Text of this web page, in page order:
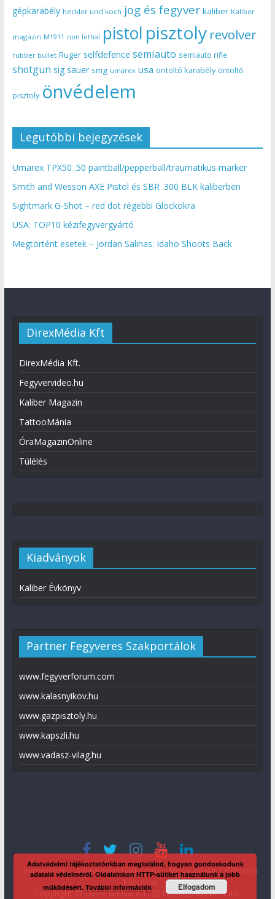
gépkarabély heckler und koch jog és fegyver kaliber Kaliber
magazin M1911 non lethal pistol pisztoly revolver
rubber bullet Ruger selfdefence semiauto semiauto rifle
shotgun sig sauer smg umarex usa öntöltő karabély öntöltő
pisztoly önvédelem
Legutóbbi bejegyzések
Umarex TPX50 .50 paintball/pepperball/traumatikus marker
Smith and Wesson AXE Pistol és SBR .300 BLK kaliberben
Sightmark G-Shot – red dot régebbi Glockokra
USA: TOP10 kézifegyvergyártó
Megtörtént esetek – Jordan Salinas: Idaho Shoots Back
DirexMédia Kft
DirexMédia Kft.
Fegyvervideo.hu
Kaliber Magazin
TattooMánia
ÓraMagazinOnline
Túlélés
Kiadványok
Kaliber Évkönyv
Partner Fegyveres Szakportálok
www.fegyverforum.com
www.kalasnyikov.hu
www.gazpisztoly.hu
www.kapszli.hu
www.vadasz-vilag.hu
Impresszum Adatvédelmi tájékoztató Média ajánlat
Előfizetés
Kapcsolat
Copyright © Direx Média Kft. 2012-2026KaliberInfo
Adatvédelmi tájékoztatónkban megtalálod, hogyan gondoskodunk
adataid védelméről. Oldalainkon HTTP-sütiket használunk a jobb
működésért.További információk Elfogadom